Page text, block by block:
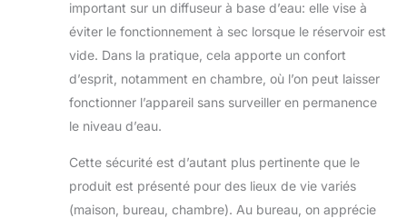
important sur un diffuseur à base d’eau: elle vise à
éviter le fonctionnement à sec lorsque le réservoir est
vide. Dans la pratique, cela apporte un confort
d’esprit, notamment en chambre, où l’on peut laisser
fonctionner l’appareil sans surveiller en permanence
le niveau d’eau.
Cette sécurité est d’autant plus pertinente que le
produit est présenté pour des lieux de vie variés
(maison, bureau, chambre). Au bureau, on apprécie